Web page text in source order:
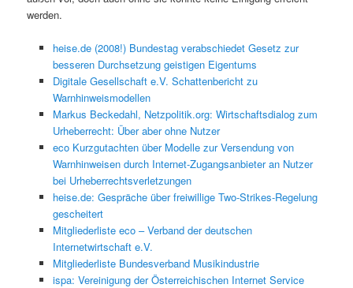
werden.
heise.de (2008!) Bundestag verabschiedet Gesetz zur
besseren Durchsetzung geistigen Eigentums
Digitale Gesellschaft e.V. Schattenbericht zu
Warnhinweismodellen
Markus Beckedahl, Netzpolitik.org: Wirtschaftsdialog zum
Urheberrecht: Über aber ohne Nutzer
eco Kurzgutachten über Modelle zur Versendung von
Warnhinweisen durch Internet-Zugangsanbieter an Nutzer
bei Urheberrechtsverletzungen
heise.de: Gespräche über freiwillige Two-Strikes-Regelung
gescheitert
Mitgliederliste eco – Verband der deutschen
Internetwirtschaft e.V.
Mitgliederliste Bundesverband Musikindustrie
ispa: Vereinigung der Österreichischen Internet Service